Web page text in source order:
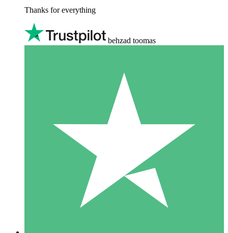
Thanks for everything
behzad toomas